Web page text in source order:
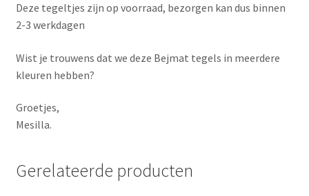
Deze tegeltjes zijn op voorraad, bezorgen kan dus binnen
2-3 werkdagen
Wist je trouwens dat we deze Bejmat tegels in meerdere
kleuren hebben?
Groetjes,
Mesilla.
Gerelateerde producten